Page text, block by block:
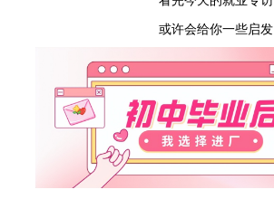
或许会给你一些启发